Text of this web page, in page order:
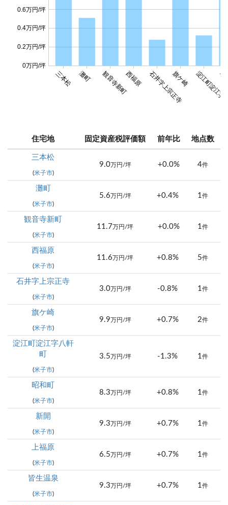
三本松 灘町 観音寺新町西福原 石井字上宗正寺
旗ケ崎 淀江町淀
0万円/坪
0.2万円/坪
0.4万円/坪
0.6万円/坪
住宅地 固定資産税評価額 前年比 地点数
三本松
(米子市)
9.0万円/坪 +0.0% 4件
灘町
(米子市)
5.6 万円/坪 +0.4% 1件
観音寺新町
(米子市)
11.7 万円/坪 +0.0% 1件
西福原
(米子市)
11.6 万円/坪 +0.8% 5件
石井字上宗正寺
(米子市)
3.0万円/坪 -0.8% 1件
旗ケ崎
(米子市)
9.9 万円/坪 +0.7% 2件
淀江町淀江字八軒
町
(米子市)
3.5 万円/坪 -1.3% 1件
昭和町
(米子市)
8.3 万円/坪 +0.8% 1件
新開
(米子市)
9.3 万円/坪 +0.7% 1件
上福原
(米子市)
6.5 万円/坪 +0.7% 1件
皆生温泉
(米子市)
9.3 万円/坪 +0.7% 1件